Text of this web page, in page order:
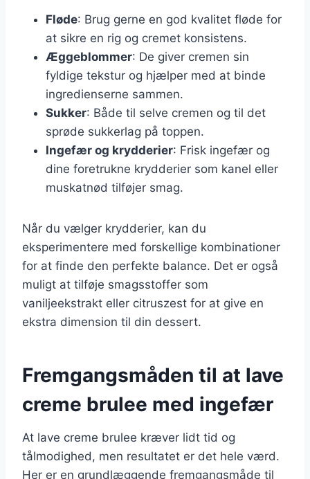
Fløde: Brug gerne en god kvalitet fløde for
at sikre en rig og cremet konsistens.
Æggeblommer: De giver cremen sin
fyldige tekstur og hjælper med at binde
ingredienserne sammen.
Sukker: Både til selve cremen og til det
sprøde sukkerlag på toppen.
Ingefær og krydderier: Frisk ingefær og
dine foretrukne krydderier som kanel eller
muskatnød tilføjer smag.
Når du vælger krydderier, kan du
eksperimentere med forskellige kombinationer
for at finde den perfekte balance. Det er også
muligt at tilføje smagsstoffer som
vaniljeekstrakt eller citruszest for at give en
ekstra dimension til din dessert.
Fremgangsmåden til at lave
creme brulee med ingefær
At lave creme brulee kræver lidt tid og
tålmodighed, men resultatet er det hele værd.
Her er en grundlæggende fremgangsmåde til